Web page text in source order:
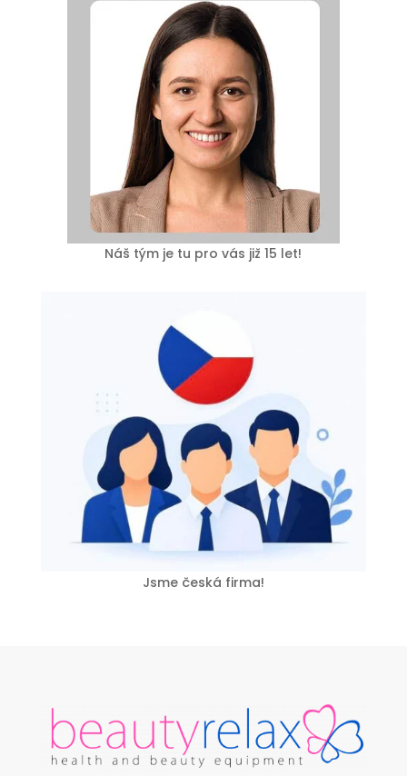
Náš tým je tu pro vás již 15 let!
Jsme česká firma!